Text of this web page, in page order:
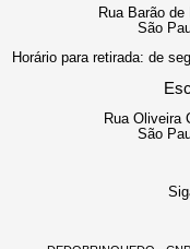
Rua Barão
São
Horário para retirada: de
Rua Oliveira
São